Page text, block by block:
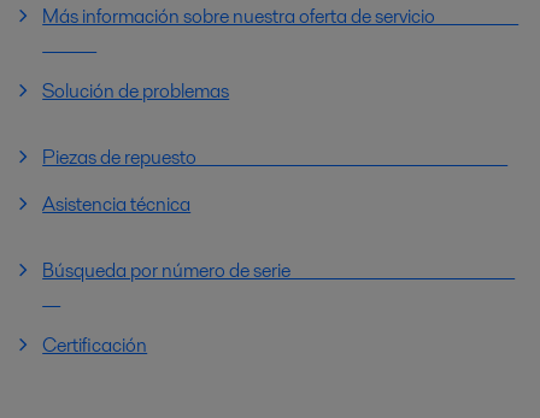
Más información sobre nuestra oferta de servicio
Solución de problemas
Piezas de repuesto
Asistencia técnica
Búsqueda por número de serie
Certificación